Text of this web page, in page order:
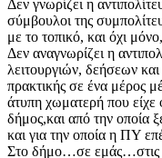
Δεν γνωρίζει η
σύμβουλοι της
με το τοπικό, και όχι
Δεν αναγνωρίζει η
λειτουργιών, δεήσεων
πρακτικής σε ένα μέρος
άτυπη χωματερή που είχε
δήμος,και από την οποία
και για την οποία η ΠΥ
Στο δήμο…σε εμάς…στις